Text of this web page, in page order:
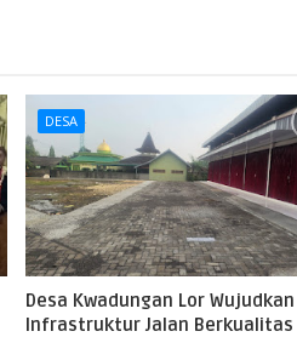
DESA
Desa Kwadungan Lor Wujudkan
Infrastruktur Jalan Berkualitas